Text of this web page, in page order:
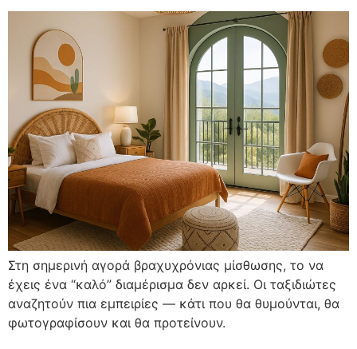
Στη σημερινή αγορά βραχυχρόνιας μίσθωσης, το να
έχεις ένα “καλό” διαμέρισμα δεν αρκεί. Οι ταξιδιώτες
αναζητούν πια εμπειρίες — κάτι που θα θυμούνται, θα
φωτογραφίσουν και θα προτείνουν.